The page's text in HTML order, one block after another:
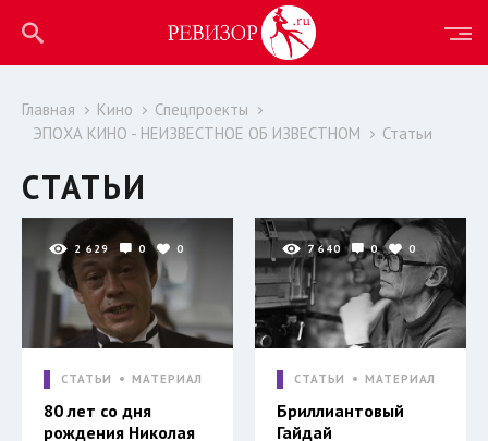
Главная Кино
Спецпроекты
ЭПОХА КИНО - НЕИЗВЕСТНОЕ ОБ ИЗВЕСТНОМ
Статьи
СТАТЬИ
2 629 0 0
СТАТЬИ МАТЕРИАЛ
80 лет со дня
рождения Николая
7 640 0 0
СТАТЬИ МАТЕРИАЛ
Бриллиантовый
Гайдай